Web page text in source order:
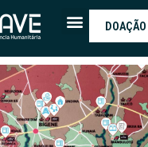
DOAÇÃO